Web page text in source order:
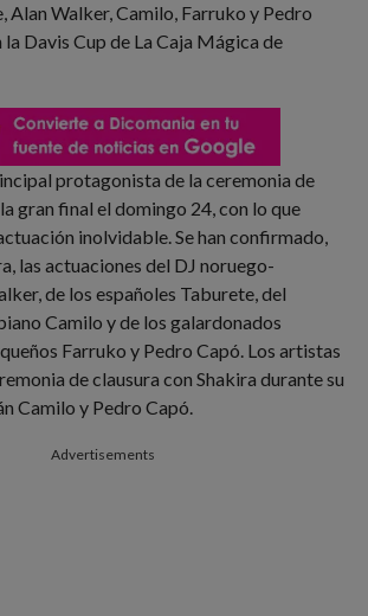
Alan Walker, Camilo, Farruko y Pedro
Davis Cup de La Caja Mágica de
protagonista de la ceremonia de
gran final el domingo 24, con lo que
inolvidable. Se han confirmado,
las actuaciones del DJ noruego-
de los españoles Taburete, del
Camilo y de los galardonados
Farruko y Pedro Capó. Los artistas
de clausura con Shakira durante su
Camilo y Pedro Capó.
Advertisements